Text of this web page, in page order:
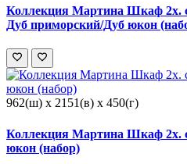
Коллекция Мартина Шкаф 2х.
Дуб приморский/Дуб юкон
962(ш) x 2151(в) x 450(г)
Коллекция Мартина Шкаф 2х.
юкон (набор)